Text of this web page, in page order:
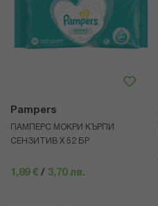
Pampers
ПАМПЕРС МОКРИ КЪРПИ
СЕНЗИТИВ Х 52 БР
1,89 € / 3,70 лв.